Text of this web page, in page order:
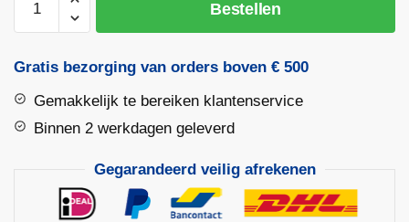
Gark
tands
cm
met
Bestellen
Gratis bezorging van orders boven € 500
Gemakkelijk te bereiken klantenservice
Binnen 2 werkdagen geleverd
Gegarandeerd veilig afrekenen